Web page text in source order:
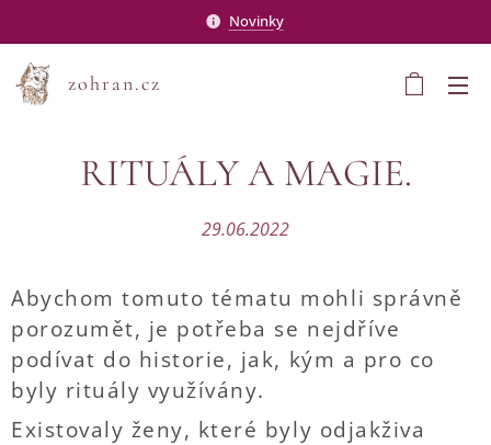
Novinky
zohran.cz
RITUÁLY A MAGIE.
29.06.2022
Abychom tomuto tématu mohli správně
porozumět, je potřeba se nejdříve
podívat do historie, jak, kým a pro co
byly rituály využívány.
Existovaly ženy, které byly odjakživa